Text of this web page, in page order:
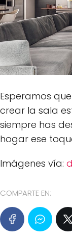
Esperamos
crear la sala
siempre has
hogar ese
Imágenes vía:
COMPARTE EN: